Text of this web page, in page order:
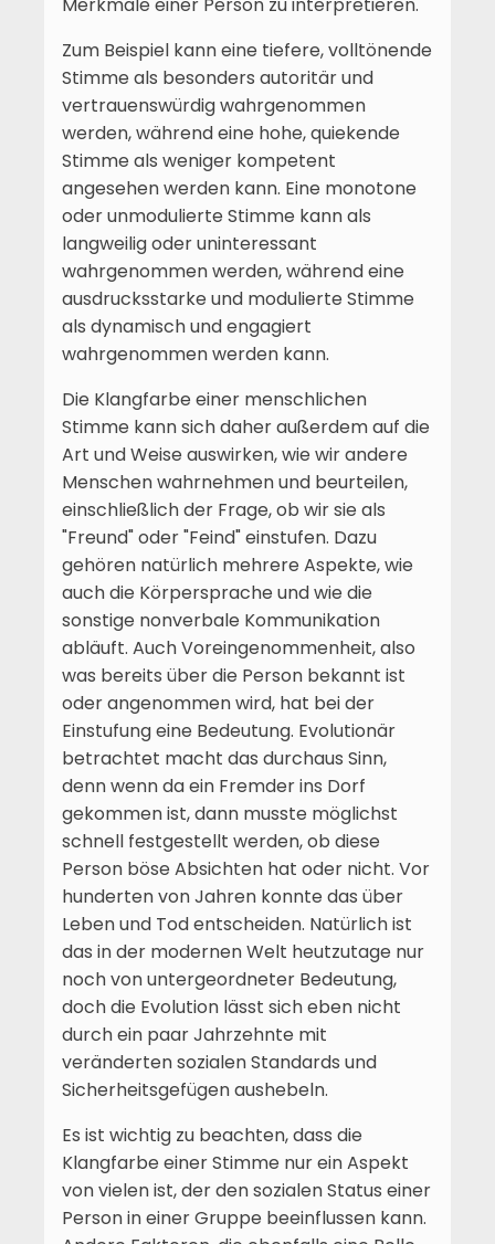
Zum Beispiel kann eine tiefere, volltönende
Stimme als besonders autoritär und
vertrauenswürdig wahrgenommen
werden, während eine hohe, quiekende
Stimme als weniger kompetent
angesehen werden kann. Eine monotone
oder unmodulierte Stimme kann als
langweilig oder uninteressant
wahrgenommen werden, während eine
ausdrucksstarke und modulierte Stimme
als dynamisch und engagiert
wahrgenommen werden kann.
Die Klangfarbe einer menschlichen
Stimme kann sich daher außerdem auf die
Art und Weise auswirken, wie wir andere
Menschen wahrnehmen und beurteilen,
einschließlich der Frage, ob wir sie als
"Freund" oder "Feind" einstufen. Dazu
gehören natürlich mehrere Aspekte, wie
auch die Körpersprache und wie die
sonstige nonverbale Kommunikation
abläuft. Auch Voreingenommenheit, also
was bereits über die Person bekannt ist
oder angenommen wird, hat bei der
Einstufung eine Bedeutung. Evolutionär
betrachtet macht das durchaus Sinn,
denn wenn da ein Fremder ins Dorf
gekommen ist, dann musste möglichst
schnell festgestellt werden, ob diese
Person böse Absichten hat oder nicht. Vor
hunderten von Jahren konnte das über
Leben und Tod entscheiden. Natürlich ist
das in der modernen Welt heutzutage nur
noch von untergeordneter Bedeutung,
doch die Evolution lässt sich eben nicht
durch ein paar Jahrzehnte mit
veränderten sozialen Standards und
Sicherheitsgefügen aushebeln.
Es ist wichtig zu beachten, dass die
Klangfarbe einer Stimme nur ein Aspekt
von vielen ist, der den sozialen Status einer
Person in einer Gruppe beeinflussen kann.